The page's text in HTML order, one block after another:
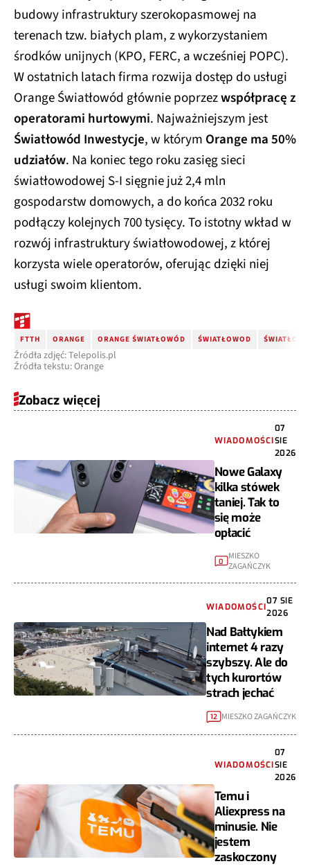
budowy infrastruktury szerokopasmowej na
terenach tzw. białych plam, z wykorzystaniem
środków unijnych (KPO, FERC, a wcześniej POPC).
W ostatnich latach firma rozwija dostęp do usługi
Orange Światłowód głównie poprzezwspółpracę z
operatorami hurtowymi. Najważniejszym jest
Światłowód Inwestycje, w którym Orange ma 50%
udziałów. Na koniec tego roku zasięg sieci
światłowodowej S-I sięgnie już 2,4 mln
gospodarstw domowych, a do końca 2032 roku
podłączy kolejnych 700 tysięcy. To istotny wkład w
rozwój infrastruktury światłowodowej, z której
korzysta wiele operatorów, oferując dzięki niej
usługi swoim klientom.
FTTH ORANGE ORANGE ŚWIATŁOWÓD ŚWIATŁOWOD
Źródła zdjęć: Telepolis.pl
Źródła tekstu: Orange
Zobacz więcej
WIADOMOŚCI
07
SIE
2026
Nowe Galaxy
kilka stówek
taniej. Tak to
się może
opłacić
0 MIESZKO
ZAGAŃCZYK
WIADOMOŚCI
07 SIE
2026
Nad Bałtykiem
internet 4 razy
szybszy. Ale do
tych kurortów
strach jechać
12 MIESZKO ZAGAŃCZYK
WIADOMOŚCI
07
SIE
2026
Temu i
Aliexpress na
minusie. Nie
jestem
zaskoczony